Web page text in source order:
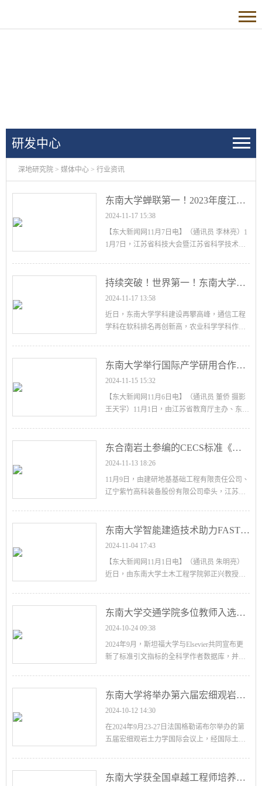
研发中心
深地研究院 > 媒体中心 > 行业资讯
东南大学蝉联第一！2023年度江苏省科学技术奖揭晓！
2024-11-17 15:38
【东大新闻网11月7日电】（通讯员 李林亮）1
1月7日，江苏省科技大会暨江苏省科学技术奖
等奖……
持续突破！世界第一！东南大学学科建设再攀高峰！
2024-11-17 13:58
近日，东南大学学科建设再攀高峰，通信工程
学科在软科排名再创新高，农业科学学科作为
东南大学举行国际产学研用合作会议新能源及电气化交通学术专场活动
2024-11-15 15:32
【东大新闻网11月6日电】（通讯员 董侨 摄影
王天宇）11月1日，由江苏省教育厅主办、东南
活……
东合南岩土参编的CECS标准《自平衡静压植桩施工技术规程（送审稿）》通过审
2024-11-13 18:26
11月9日，由建研地基基础工程有限责任公司、
辽宁紫竹高科装备股份有限公司牵头，江苏东
会……
东南大学智能建造技术助力FAST项目索驱动滑车系统维护
2024-11-04 17:43
【东大新闻网11月1日电】（通讯员 朱明亮）
近日，由东南大学土木工程学院郭正兴教授和
院国……
东南大学交通学院多位教师入选全球前2%顶尖科学家榜单
2024-10-24 09:38
2024年9月，斯坦福大学与Elsevier共同宣布更
新了标准引文指标的全科学作者数据库，并发
深入分析，以……
东南大学将举办第六届宏细观岩土力学国际会议（IS-Nanjing 2028）
2024-10-12 14:30
在2024年9月23-27日法国格勒诺布尔举办的第
五届宏细观岩土力学国际会议上，经国际土力
专委会投票选举，历……
东南大学获全国卓越工程师培养改革优秀案例